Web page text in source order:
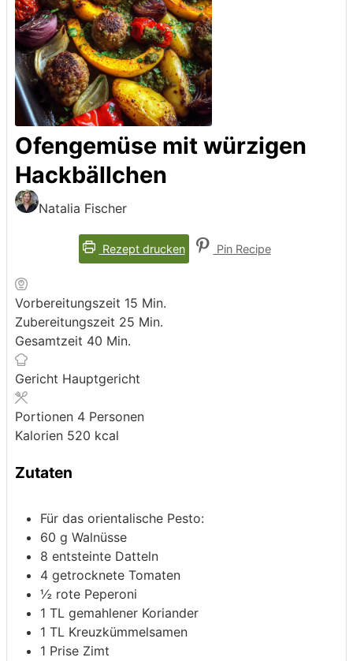
Ofengemüse mit würzigen
Hackbällchen
Natalia Fischer
Rezept drucken Pin Recipe
Vorbereitungszeit 15 Minuten
Min.
Zubereitungszeit 25 Minuten
Min.
Gesamtzeit 40 Minuten
Min.
Gericht Hauptgericht
Portionen 4 Personen
Kalorien 520 kcal
Zutaten
Für das orientalische Pesto:
60 g Walnüsse
8 entsteinte Datteln
4 getrocknete Tomaten
½ rote Peperoni
1 TL gemahlener Koriander
1 TL Kreuzkümmelsamen
1 Prise Zimt